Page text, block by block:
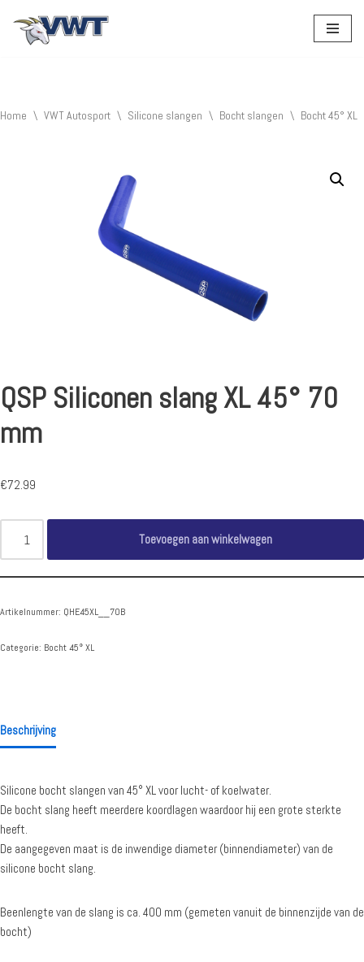
Home \ VWT Autosport \ Silicone slangen \ Bocht slangen \ Bocht 45° XL
QSP Siliconen slang XL 45° 70
mm
€72.99
Toevoegen aan winkelwagen
Artikelnummer: QHE45XL__70B
Categorie: Bocht 45° XL
Beschrijving
Silicone bocht slangen van 45° XL voor lucht- of koelwater.
De bocht slang heeft meerdere koordlagen waardoor hij een grote sterkte
heeft.
De aangegeven maat is de inwendige diameter (binnendiameter) van de
silicone bocht slang.
Beenlengte van de slang is ca. 400 mm (gemeten vanuit de binnenzijde van de
bocht)